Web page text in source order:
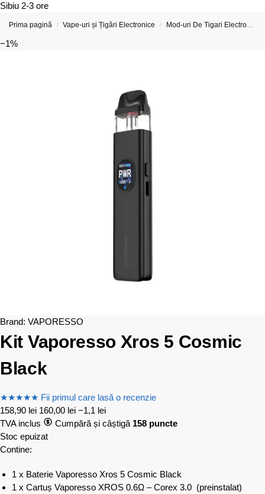
Sibiu 2-3 ore
Prima pagină / Vape-uri și Țigări Electronice / Mod-uri De Tigari Electronica
−1%
Brand: VAPORESSO
Kit Vaporesso Xros 5 Cosmic
Black
★★★★★ Fii primul care lasă o recenzie
158,90 lei 160,00 lei −1,1 lei
TVA inclus
Cumpără și câștigă 158 puncte
Stoc epuizat
Contine:
1 x Baterie Vaporesso Xros 5 Cosmic Black
1 x Cartuș Vaporesso XROS 0.6Ω – Corex 3.0 (preinstalat)